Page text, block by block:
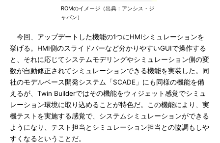
ROMのイメージ（出典：アンシス・ジ
ャパン）
今回、アップデートした機能の1つにHMIシミュレーションを
挙げる。HMI側のスライドバーなど分かりやすいGUIで操作する
と、それに応じてシステムモデリングやシミュレーション側の変
数が自動修正されてシミュレーションできる機能を実装した。同
社のモデルベース開発システム「SCADE」にも同様の機能を備
えるが、Twin Builderではその機能をウィジェット感覚でシミュ
レーション環境に取り込めることが特色だ。この機能により、実
機テストを実施する感覚で、システムシミュレーションができる
ようになり、テスト担当とシミュレーション担当との協調もしや
すくなるということだ。